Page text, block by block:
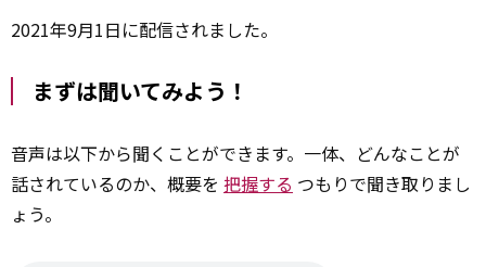
2021年9月1日に配信されました。
まずは聞いてみよう！
音声は以下から聞くことができます。一体、どんなことが
話されているのか、概要を 把握する つもりで聞き取りまし
ょう。